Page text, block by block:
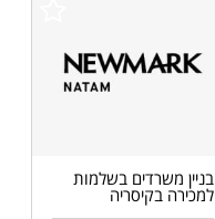
בניין משרדים בשלמות
למכירה בקיסריה